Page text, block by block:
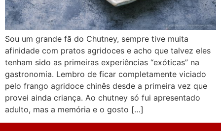
Sou um grande fã do Chutney, sempre tive muita
afinidade com pratos agridoces e acho que talvez eles
tenham sido as primeiras experiências “exóticas” na
gastronomia. Lembro de ficar completamente viciado
pelo frango agridoce chinês desde a primeira vez que
provei ainda criança. Ao chutney só fui apresentado
adulto, mas a memória e o gosto […]